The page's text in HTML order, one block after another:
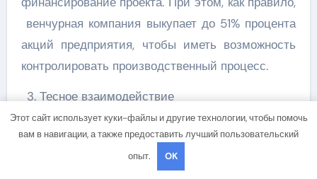
венчурная компания выкупает до 51% процента
акций предприятия, чтобы иметь возможность
контролировать производственный процесс.
Тесное взаимодействие
Итак, финансирование состоялось. Теперь
получившей денежные средства – развитие
Этот сайт использует куки-файлы и другие технологии, чтобы помочь
вам в навигации, а также предоставить лучший пользовательский
опыт.
OK